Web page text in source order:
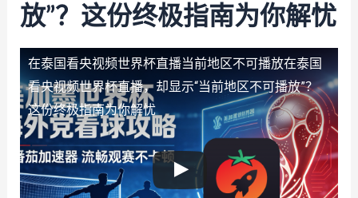
放”？这份终极指南为你解忧
在泰国看央视频世界杯直播当前地区不可播放在泰国
看央视频世界杯直播，却显示“当前地区不可播放”？
这份终极指南为你解忧